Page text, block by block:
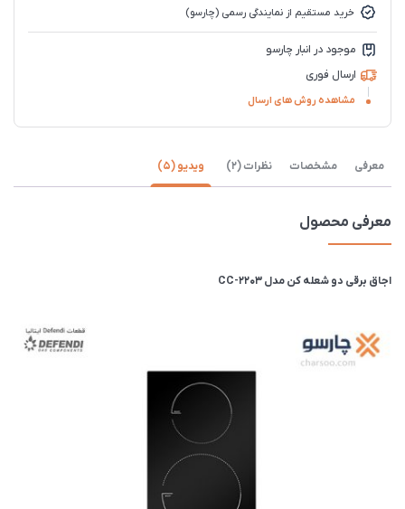
خرید مستقیم از نمایندگی رسمی (چارسو)
موجود در انبار چارسو
ارسال فوری
مشاهده روش های ارسال
معرفی مشخصات نظرات (2) ویدیو (5)
معرفی محصول
اجاق برقی دو شعله کن مدل CC-2203